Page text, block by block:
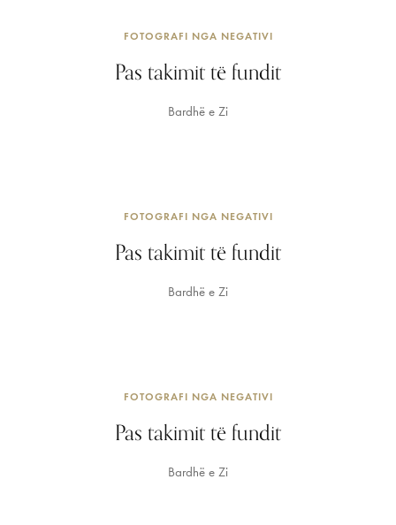
FOTOGRAFI NGA NEGATIVI
Pas takimit të fundit
Bardhë e Zi
FOTOGRAFI NGA NEGATIVI
Pas takimit të fundit
Bardhë e Zi
FOTOGRAFI NGA NEGATIVI
Pas takimit të fundit
Bardhë e Zi